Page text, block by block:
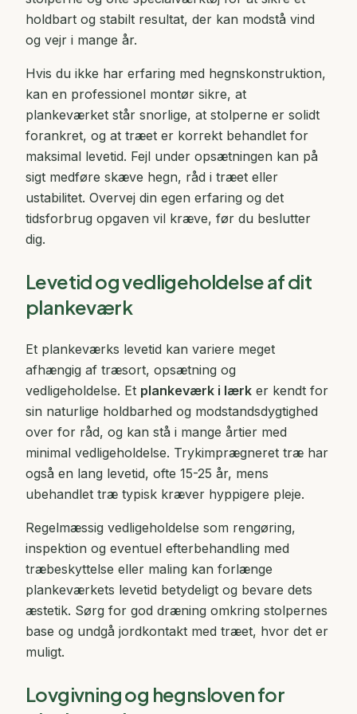
holdbart og stabilt resultat, der kan modstå vind
og vejr i mange år.
Hvis du ikke har erfaring med hegnskonstruktion,
kan en professionel montør sikre, at
plankeværket står snorlige, at stolperne er solidt
forankret, og at træet er korrekt behandlet for
maksimal levetid. Fejl under opsætningen kan på
sigt medføre skæve hegn, råd i træet eller
ustabilitet. Overvej din egen erfaring og det
tidsforbrug opgaven vil kræve, før du beslutter
dig.
Levetid og vedligeholdelse af dit
plankeværk
Et plankeværks levetid kan variere meget
afhængig af træsort, opsætning og
vedligeholdelse. Et plankeværk i lærk er kendt for
sin naturlige holdbarhed og modstandsdygtighed
over for råd, og kan stå i mange årtier med
minimal vedligeholdelse. Trykimprægneret træ har
også en lang levetid, ofte 15-25 år, mens
ubehandlet træ typisk kræver hyppigere pleje.
Regelmæssig vedligeholdelse som rengøring,
inspektion og eventuel efterbehandling med
træbeskyttelse eller maling kan forlænge
plankeværkets levetid betydeligt og bevare dets
æstetik. Sørg for god dræning omkring stolpernes
base og undgå jordkontakt med træet, hvor det er
muligt.
Lovgivning og hegnsloven for